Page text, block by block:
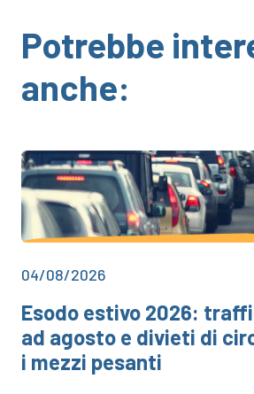
Potrebbe
anche:
04/08/2026
Esodo estivo 2026:
ad agosto e divieti di
i mezzi pesanti